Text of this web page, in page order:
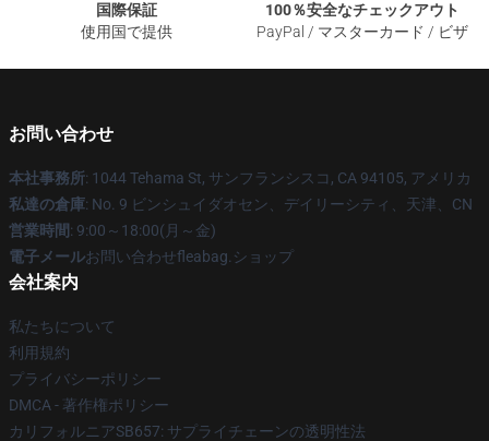
国際保証
使用国で提供
100％安全なチェックアウト
PayPal / マスターカード / ビザ
お問い合わせ
本社事務所: 1044 Tehama St, サンフランシスコ, CA 94105, アメリカ
私達の倉庫: No. 9 ビンシュイダオセン、デイリーシティ、天津、CN
営業時間: 9:00～18:00(月～金)
電子メールお問い合わせfleabag.ショップ
会社案内
私たちについて
利用規約
プライバシーポリシー
DMCA - 著作権ポリシー
カリフォルニアSB657: サプライチェーンの透明性法